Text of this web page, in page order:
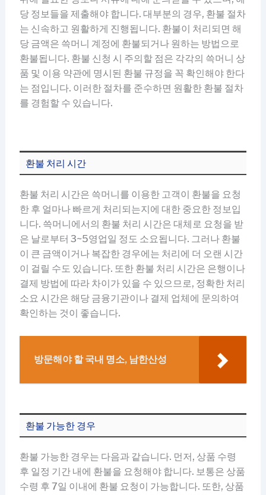
당 정보들을 제출해야 합니다. 대부분의 경우, 환불 절차
는 신속하고 원활하게 진행됩니다. 환불이 처리되면 해
당 금액은 쓱머니 계정에 환불되거나 원하는 방법으로
환불됩니다. 환불 신청 시 주의할 점은 각각의 쓱머니 상
품 및 이용 약관에 명시된 환불 규정을 꼭 확인해야 한다
는 점입니다. 이러한 절차를 준수하면 원활한 환불 절차
를 경험할 수 있습니다.
환불 처리 시간
환불 처리 시간은 쓱머니를 이용한 고객이 환불을 요청
한 후 얼마나 빠르게 처리되는지에 대한 중요한 정보입
니다. 쓱머니에서의 환불 처리 시간은 대체로 요청을 받
은 날로부터 3~5영업일 정도 소요됩니다. 그러나 환불
이 큰 금액이거나 복잡한 경우에는 처리에 더 오랜 시간
이 걸릴 수도 있습니다. 또한 환불 처리 시간은 은행이나
결제 방법에 따라 차이가 있을 수 있으므로, 정확한 처리
소요 시간은 해당 금융기관이나 결제 업체에 문의하여
확인하는 것이 좋습니다.
방문해야 할 국내 명소, 남한산성
환불 가능한 경우
환불 가능한 경우는 다음과 같습니다. 먼저, 상품 수령
후 일정 기간 내에 환불을 요청해야 합니다. 보통은 상품
수령 후 7일 이내에 환불 요청이 가능합니다. 또한, 상품